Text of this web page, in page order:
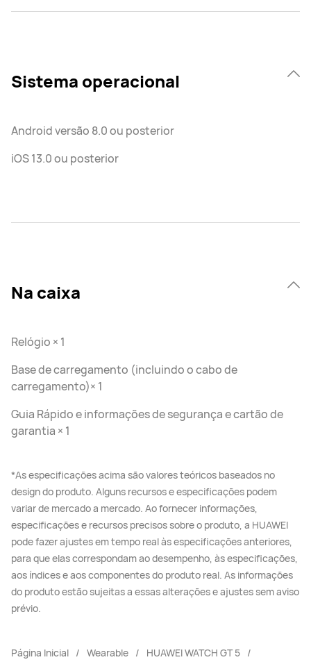
Sistema operacional
Android versão 8.0 ou posterior
iOS 13.0 ou posterior
Na caixa
Relógio × 1
Base de carregamento (incluindo o cabo de
carregamento)× 1
Guia Rápido e informações de segurança e cartão de
garantia × 1
*As especificações acima são valores teóricos baseados no
design do produto. Alguns recursos e especificações podem
variar de mercado a mercado. Ao fornecer informações,
especificações e recursos precisos sobre o produto, a HUAWEI
pode fazer ajustes em tempo real às especificações anteriores,
para que elas correspondam ao desempenho, às especificações,
aos índices e aos componentes do produto real. As informações
do produto estão sujeitas a essas alterações e ajustes sem aviso
prévio.
Página Inicial Wearable
HUAWEI WATCH GT 5